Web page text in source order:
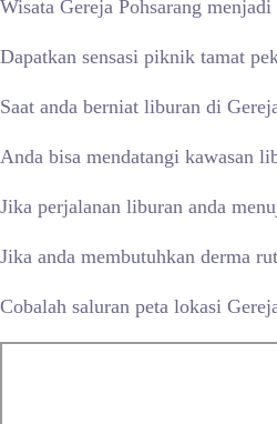
Wisata Gereja Pohsarang
Dapatkan sensasi piknik tamat
Saat anda berniat liburan di
Anda bisa mendatangi kawasan
Jika perjalanan liburan anda
Jika anda membutuhkan derma
Cobalah saluran peta lokasi